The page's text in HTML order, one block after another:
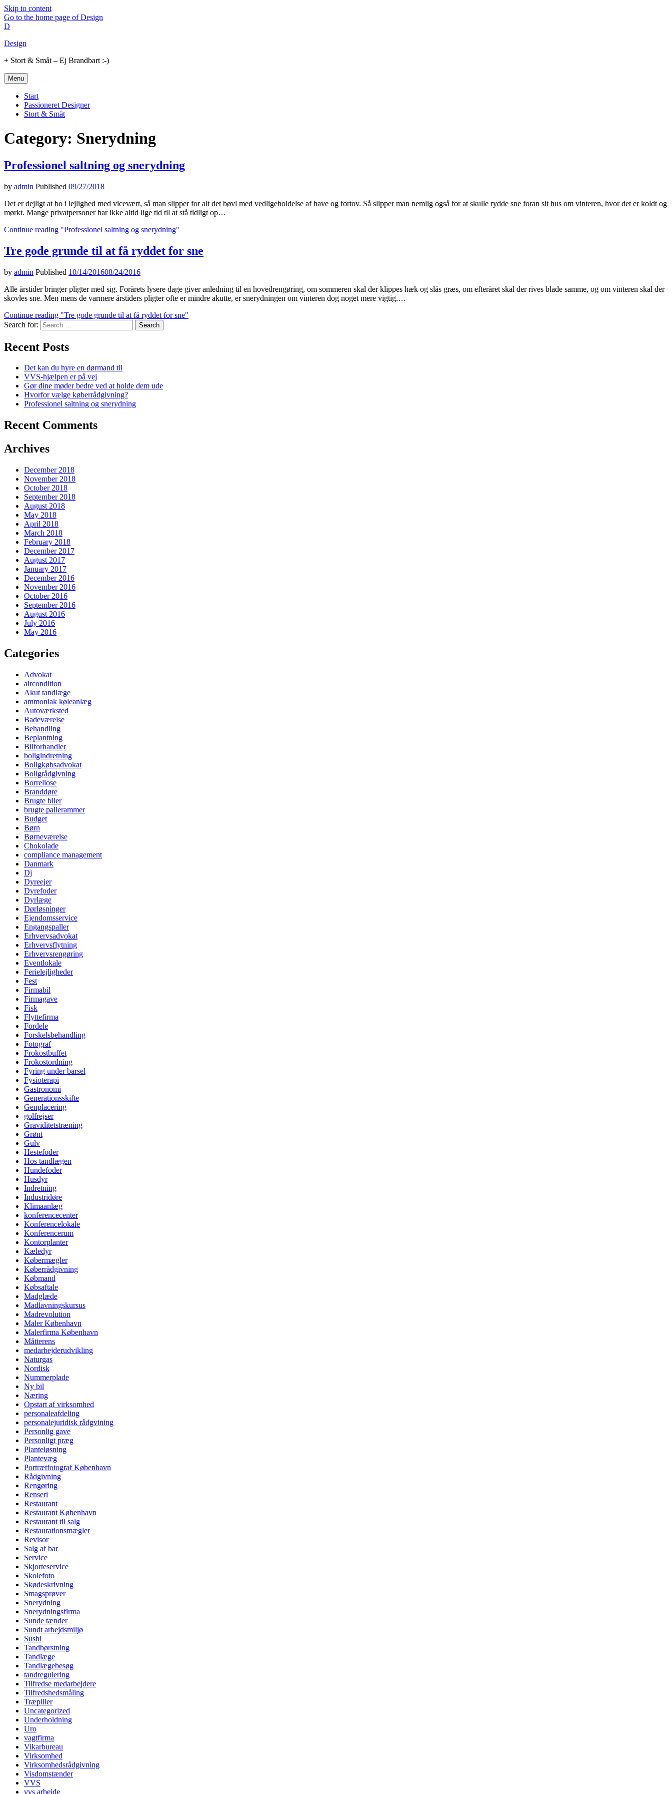
Skip to content
Go to the home page of Design
D
Design
+ Stort & Småt – Ej Brandbart :-)
Menu
Start
Passioneret Designer
Stort & Småt
Category: Snerydning
Professionel saltning og snerydning
by admin Published 09/27/2018
Det er dejligt at bo i lejlighed med vicevært, så man slipper for alt det bøvl med vedligeholdelse af have og fortov. Så slipper man nemlig også for at skulle rydde sne foran sit hus om vinteren, hvor det er koldt og
mørkt. Mange privatpersoner har ikke altid lige tid til at stå tidligt op…
Continue reading "Professionel saltning og snerydning"
Tre gode grunde til at få ryddet for sne
by admin Published 10/14/201608/24/2016
Alle årstider bringer pligter med sig. Forårets lysere dage giver anledning til en hovedrengøring, om sommeren skal der klippes hæk og slås græs, om efteråret skal der rives blade samme, og om vinteren skal der
skovles sne. Men mens de varmere årstiders pligter ofte er mindre akutte, er snerydningen om vinteren dog noget mere vigtig.…
Continue reading "Tre gode grunde til at få ryddet for sne"
Search for:
Recent Posts
Det kan du hyre en dørmand til
VVS-hjælpen er på vej
Gør dine møder bedre ved at holde dem ude
Hvorfor vælge køberrådgivning?
Professionel saltning og snerydning
Recent Comments
Archives
December 2018
November 2018
October 2018
September 2018
August 2018
May 2018
April 2018
March 2018
February 2018
December 2017
August 2017
January 2017
December 2016
November 2016
October 2016
September 2016
August 2016
July 2016
May 2016
Categories
Advokat
aircondition
Akut tandlæge
ammoniak køleanlæg
Autoværksted
Badeværelse
Behandling
Beplantning
Bilforhandler
boligindretning
Boligkøbsadvokat
Boligrådgivning
Borreliose
Branddøre
Brugte biler
brugte pallerammer
Budget
Børn
Børneværelse
Chokolade
compliance management
Danmark
Dj
Dyreejer
Dyrefoder
Dyrlæge
Dørløsninger
Ejendomsservice
Engangspaller
Erhvervsadvokat
Erhvervsflytning
Erhvervsrengøring
Eventlokale
Ferielejligheder
Fest
Firmabil
Firmagave
Fisk
Flyttefirma
Fordele
Forskelsbehandling
Fotograf
Frokostbuffet
Frokostordning
Fyring under barsel
Fysioterapi
Gastronomi
Generationsskifte
Genplacering
golfrejser
Graviditetstræning
Grønt
Gulv
Hestefoder
Hos tandlægen
Hundefoder
Husdyr
Indretning
Industridøre
Klimaanlæg
konferencecenter
Konferencelokale
Konferencerum
Kontorplanter
Kæledyr
Købermægler
Køberrådgivning
Købmand
Købsaftale
Madglæde
Madlavningskursus
Madrevolution
Maler København
Malerfirma København
Måtterens
medarbejderudvikling
Naturgas
Nordisk
Nummerplade
Ny bil
Næring
Opstart af virksomhed
personaleafdeling
personalejuridisk rådgvining
Personlig gave
Personligt præg
Planteløsning
Plantevæg
Portrætfotograf København
Rådgivning
Rengøring
Renseri
Restaurant
Restaurant København
Restaurant til salg
Restaurationsmægler
Revisor
Salg af bar
Service
Skjorteservice
Skolefoto
Skødeskrivning
Smagsprøver
Snerydning
Snerydningsfirma
Sunde tænder
Sundt arbejdsmiljø
Sushi
Tandbørstning
Tandlæge
Tandlægebesøg
tandregulering
Tilfredse medarbejdere
Tilfredshedsmåling
Træpiller
Uncategorized
Underholdning
Uro
vagtfirma
Vikarbureau
Virksomhed
Virksomhedsrådgivning
Visdomstænder
VVS
vvs arbejde